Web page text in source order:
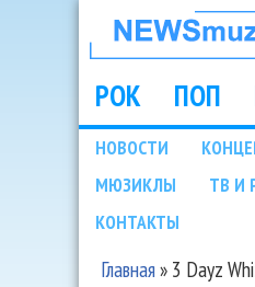
НОВОСТИ
МУЗЫКИ И
ШОУ
Main
РОК ПОП
НОВОСТИ
МЮЗИКЛЫ
ТВ И
КОНТАКТЫ
Главная» 3 Dayz